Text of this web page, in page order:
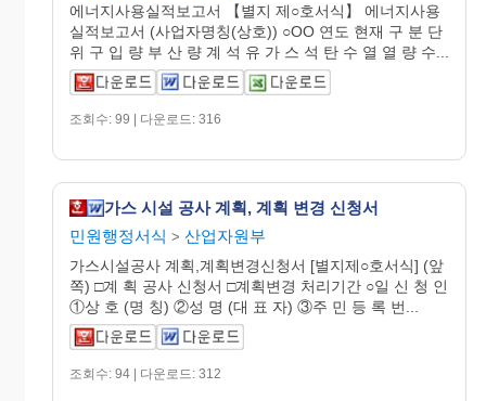
에너지사용실적보고서 【별지 제○호서식】 에너지사용
실적보고서 (사업자명칭(상호)) ○OO 연도 현재 구 분 단
위 구 입 량 부 산 량 계 석 유 가 스 석 탄 수 열 열 량 수...
조회수: 99 | 다운로드: 316
가스 시설 공사 계획, 계획 변경 신청서
민원행정서식 > 산업자원부
가스시설공사 계획,계획변경신청서 [별지제○호서식] (앞
쪽) □계 획 공사 신청서 □계획변경 처리기간 ○일 신 청 인
①상 호 (명 칭) ②성 명 (대 표 자) ③주 민 등 록 번...
조회수: 94 | 다운로드: 312